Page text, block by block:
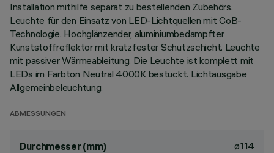
Installation mithilfe separat zu bestellenden Zubehörs.
Leuchte für den Einsatz von LED-Lichtquellen mit CoB-
Technologie. Hochglänzender, aluminiumbedampfter
Kunststoffreflektor mit kratzfester Schutzschicht. Leuchte
mit passiver Wärmeableitung. Die Leuchte ist komplett mit
LEDs im Farbton Neutral 4000K bestückt. Lichtausgabe
Allgemeinbeleuchtung.
ABMESSUNGEN
Durchmesser (mm) ø114